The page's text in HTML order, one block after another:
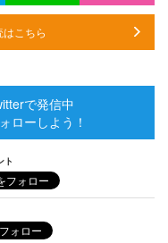
こちら
で発信中
ローしよう！
ト